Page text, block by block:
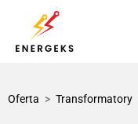
Oferta > Transformatory